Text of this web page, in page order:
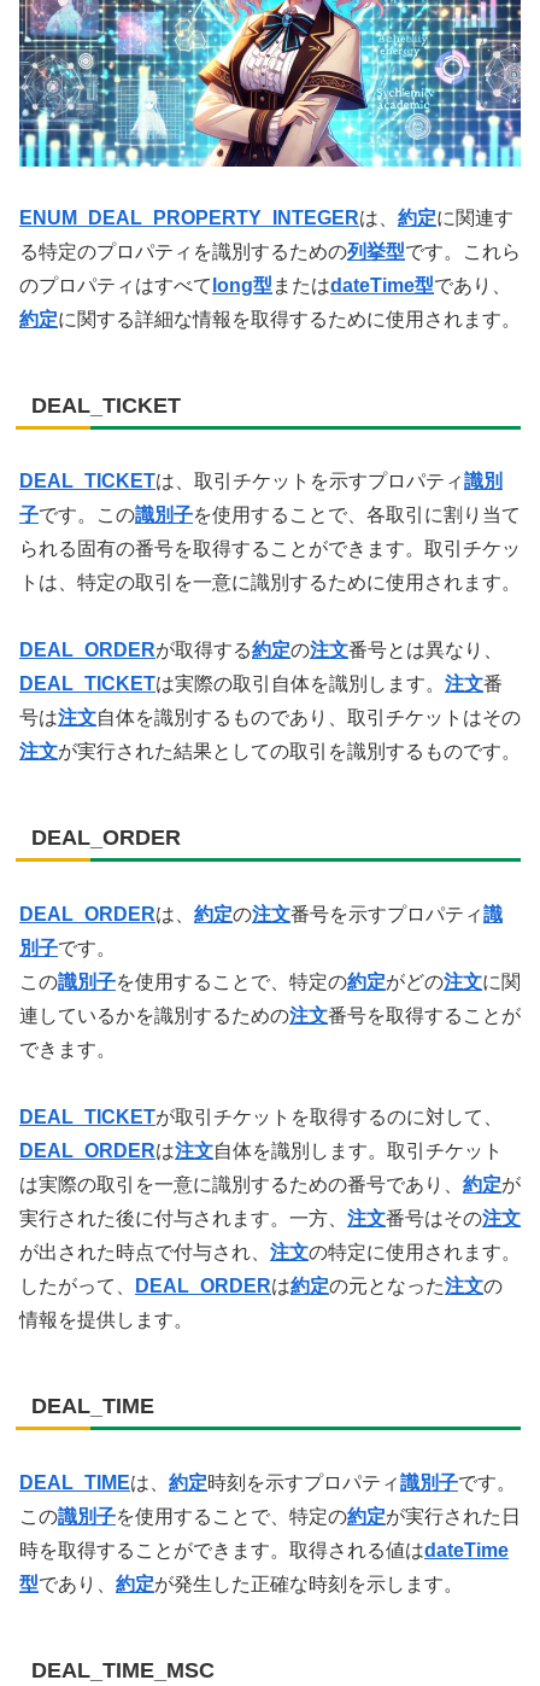
ENUM_DEAL_PROPERTY_INTEGERは、 約定に関連す
る特定のプロパティを識別するための列挙型です。これら
のプロパティはすべて long型 またはdateTime型であり、
約定に関する詳細な情報を取得するために使用されます。
DEAL_TICKET
DEAL_TICKETは、取引チケットを示すプロパティ識別
子です。この識別子を使用することで、各取引に割り当て
られる固有の番号を取得することができます。取引チケッ
トは、特定の取引を一意に識別するために使用されます。
DEAL_ORDERが取得する約定の注文番号とは異なり、
DEAL_TICKETは実際の取引自体を識別します。 注文番
号は注文自体を識別するものであり、取引チケットはその
注文が実行された結果としての取引を識別するものです。
DEAL_ORDER
DEAL_ORDERは、 約定の注文番号を示すプロパティ識
別子です。
この識別子を使用することで、特定の約定がどの注文に関
連しているかを識別するための注文番号を取得することが
できます。
DEAL_TICKETが取引チケットを取得するのに対して、
DEAL_ORDERは注文自体を識別します。取引チケット
は実際の取引を一意に識別するための番号であり、 約定が
実行された後に付与されます。一方、 注文番号はその注文
が出された時点で付与され、 注文の特定に使用されます。
したがって、
DEAL_ORDERは約定の元となった注文の
情報を提供します。
DEAL_TIME
DEAL_TIMEは、 約定時刻を示すプロパティ識別子です。
この識別子を使用することで、特定の約定が実行された日
時を取得することができます。取得される値はdateTime
型であり、 約定が発生した正確な時刻を示します。
DEAL_TIME_MSC